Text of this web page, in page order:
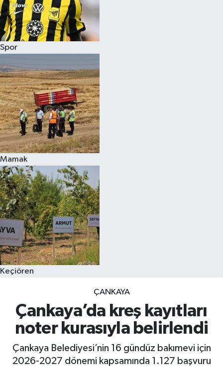
Spor
Mamak
Keçiören
ÇANKAYA
Çankaya’da kreş kayıtları
noter kurasıyla belirlendi
Çankaya Belediyesi’nin 16 gündüz bakımevi için
2026-2027 dönemi kapsamında 1.127 başvuru